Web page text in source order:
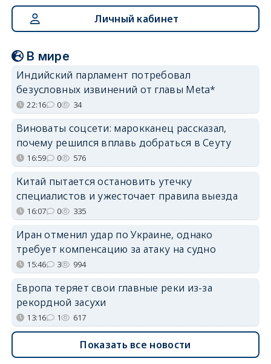
Личный кабинет
В мире
Индийский парламент потребовал
безусловных извинений от главы Meta*
22:16 0 34
Виноваты соцсети: марокканец рассказал,
почему решился вплавь добраться в Сеуту
16:59 0 576
Китай пытается остановить утечку
специалистов и ужесточает правила выезда
16:07 0 335
Иран отменил удар по Украине, однако
требует компенсацию за атаку на судно
15:46 3 994
Европа теряет свои главные реки из-за
рекордной засухи
13:16 1 617
Показать все новости